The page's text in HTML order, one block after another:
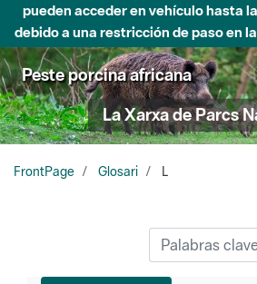
pueden acceder en vehículo hasta
debido a una restricción de paso en
Peste porcina africana
La Xarxa de Parcs
FrontPage Glosari L